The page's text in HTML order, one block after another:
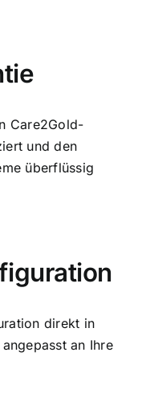
Care2Gold-
und den
überflüssig
direkt in
an Ihre